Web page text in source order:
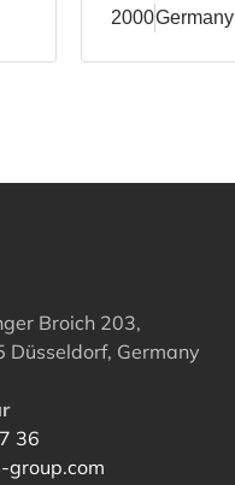
2000Germany
Broich 203,
Düsseldorf, Germany
36
group.com